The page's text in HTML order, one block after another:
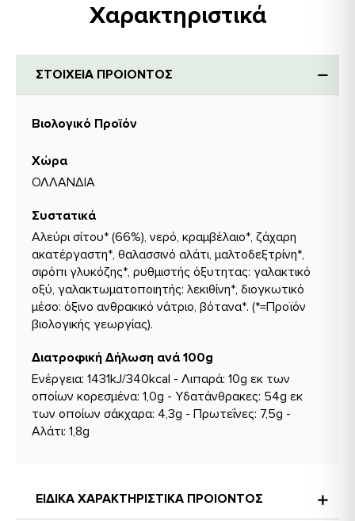
Χαρακτηριστικά
ΣΤΟΙΧΕΙΑ ΠΡΟΙΟΝΤΟΣ
Βιολογικό Προϊόν
Χώρα
ΟΛΛΑΝΔΙΑ
Συστατικά
Αλεύρι σίτου* (66%), νερό, κραμβέλαιο*, ζάχαρη
ακατέργαστη*, θαλασσινό αλάτι, μαλτοδεξτρίνη*,
σιρόπι γλυκόζης*, ρυθμιστής όξυτητας: γαλακτικό
οξύ, γαλακτωματοποιητής: λεκιθίνη*, διογκωτικό
μέσο: όξινο ανθρακικό νάτριο, βότανα*. (*=Προϊόν
βιολογικής γεωργίας).
Διατροφική Δήλωση ανά 100g
Ενέργεια: 1431kJ/340kcal - Λιπαρά: 10g εκ των
οποίων κορεσμένα: 1,0g - Υδατάνθρακες: 54g εκ
των οποίων σάκχαρα: 4,3g - Πρωτεΐνες: 7,5g -
Αλάτι: 1,8g
ΕΙΔΙΚΑ ΧΑΡΑΚΤΗΡΙΣΤΙΚΑ ΠΡΟΙΟΝΤΟΣ